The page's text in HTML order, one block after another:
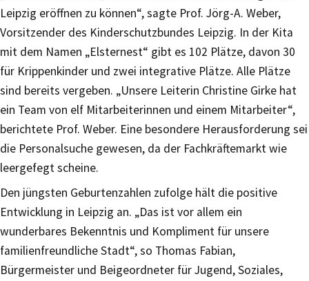
Leipzig eröffnen zu können“, sagte Prof. Jörg-A. Weber,
Vorsitzender des Kinderschutzbundes Leipzig. In der Kita
mit dem Namen „Elster­nest“ gibt es 102 Plätze, davon 30
für Krippenkinder und zwei integrative Plätze. Alle Plätze
sind bereits vergeben. „Unsere Leiterin Christine Girke hat
ein Team von elf Mitarbeiterinnen und einem Mitarbeiter“,
berichtete Prof. Weber. Eine besondere Herausforderung sei
die Personalsuche gewe­sen, da der Fachkräftemarkt wie
leergefegt scheine.
Den jüngsten Geburtenzahlen zufolge hält die positive
Entwicklung in Leipzig an. „Das ist vor allem ein
wunderbares Bekenntnis und Kompliment für unsere
familienfreundliche Stadt“, so Thomas Fabian,
Bürgermeister und Beigeordneter für Jugend, Soziales,